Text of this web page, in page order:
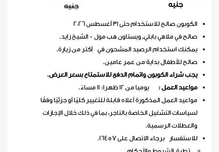
جنيه
جنيه
الكوبون صالح للاستخدام حتى 31 أغسطس 2026
صالح في ملاهي بابلي, ويستاون هب مول - الشيخ زايد.
يمكنك استخدام الرصيد المشحون في أكتر من زيارة.
صالح للأطفال بداية من عمر عامين.
يجب شراء الكوبون واتمام الدفع للاستمتاع بسعر العرض.
مواعيد العمل :
يوميا من 12 ظهرا: 11 مساءً.
مواعيد العمل المذكورة أعلاه قابلة للتغيير كليًا أو جزئيًا وفقًا
لسياسات التشغيل الخاصة بالتاجر، بما في ذلك خلال الإجازات
والعطلات الرسمية.
للاستفسار برجاء الاتصال على 16457.